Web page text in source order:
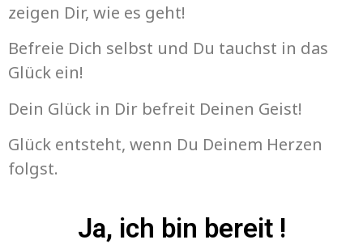
zeigen Dir, wie es geht!
Befreie Dich selbst und Du tauchst in das
Glück ein!
Dein Glück in Dir befreit Deinen Geist!
Glück entsteht, wenn Du Deinem Herzen
folgst.
Ja, ich bin bereit !